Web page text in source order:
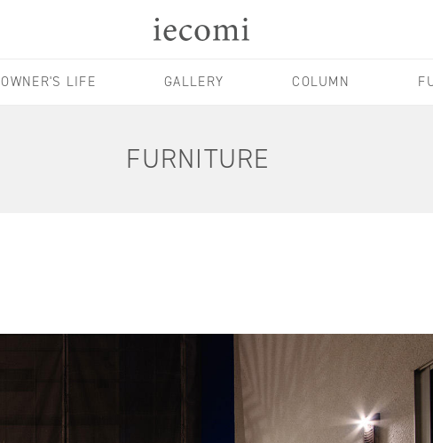
OWNER'S LIFE GALLERY COLUMN
FURNITURE